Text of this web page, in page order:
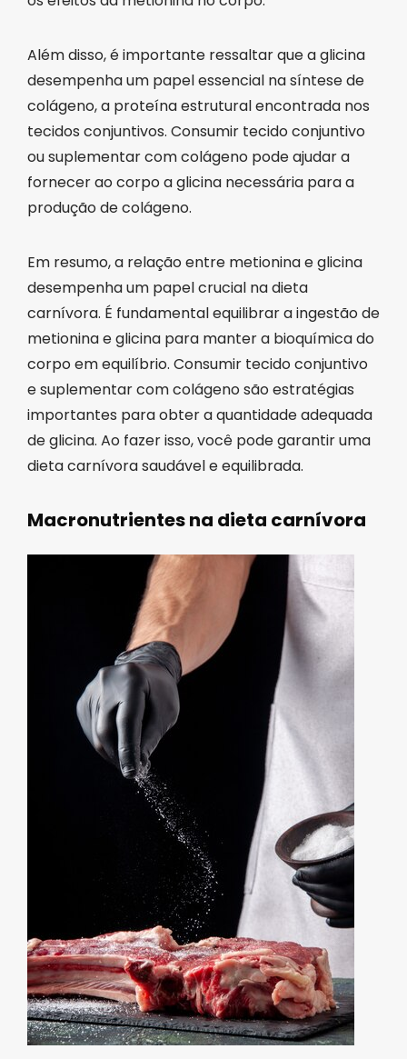
Além disso, é importante ressaltar que a glicina
desempenha um papel essencial na síntese de
colágeno, a proteína estrutural encontrada nos
tecidos conjuntivos. Consumir tecido conjuntivo
ou suplementar com colágeno pode ajudar a
fornecer ao corpo a glicina necessária para a
produção de colágeno.
Em resumo, a relação entre metionina e glicina
desempenha um papel crucial na dieta
carnívora. É fundamental equilibrar a ingestão de
metionina e glicina para manter a bioquímica do
corpo em equilíbrio. Consumir tecido conjuntivo
e suplementar com colágeno são estratégias
importantes para obter a quantidade adequada
de glicina. Ao fazer isso, você pode garantir uma
dieta carnívora saudável e equilibrada.
Macronutrientes na dieta carnívora